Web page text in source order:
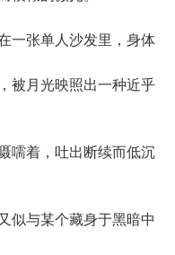
张单人沙发里，身体
被月光映照出一种近乎
着，吐出断续而低沉
与某个藏身于黑暗中